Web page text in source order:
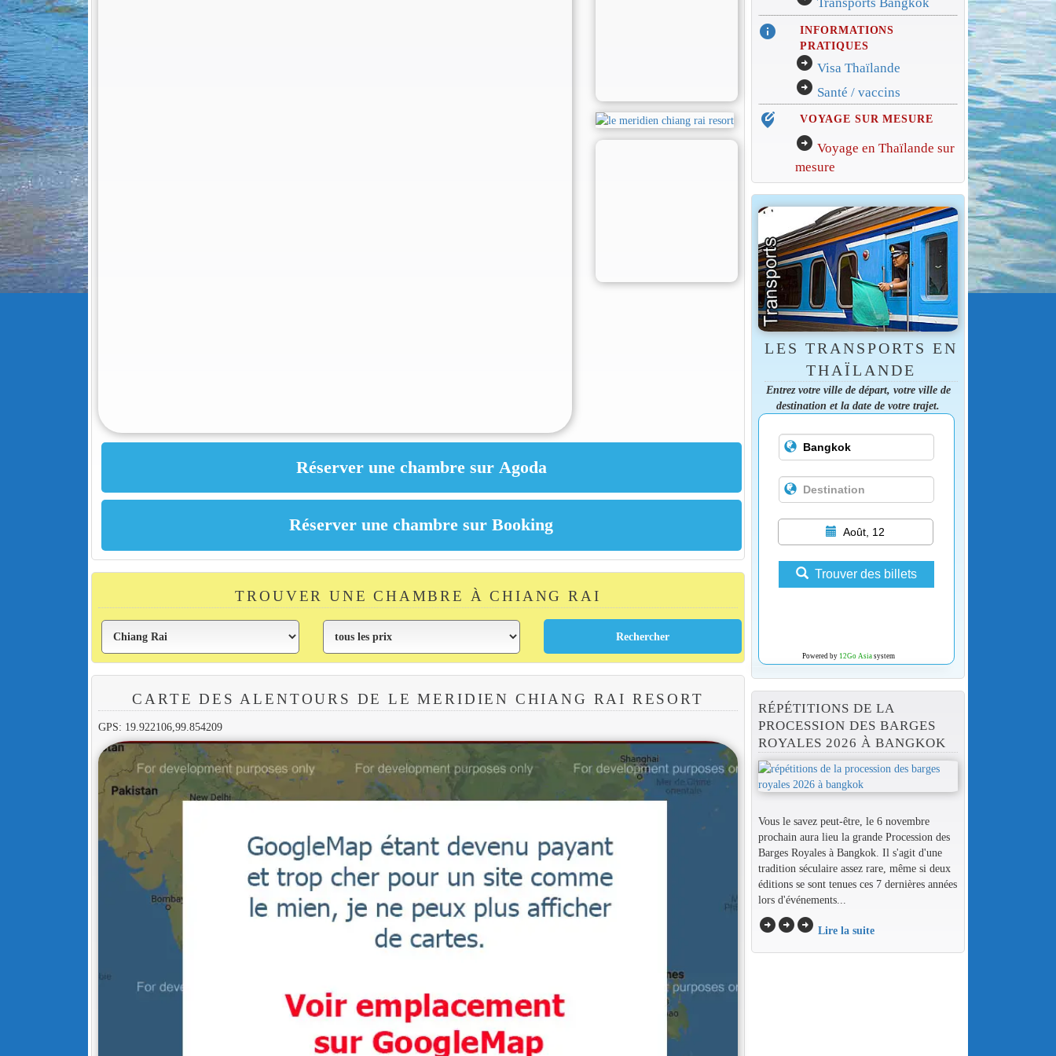
TROUVER UNE CHAMBRE À CHIANG RAI
CARTE DES ALENTOURS DE LE MERIDIEN CHIANG RAI RESORT
GPS: 19.922106,99.854209
Transports Bangkok
info
INFORMATIONS
PRATIQUES
arrow_circle_right Visa Thaïlande
arrow_circle_right Santé / vaccins
edit_location_alt VOYAGE SUR MESURE
arrow_circle_right Voyage en Thaïlande sur
mesure
LES TRANSPORTS EN
THAÏLANDE
Entrez votre ville de départ, votre ville de
destination et la date de votre trajet.
Août, 12
Trouver des billets
Powered by 12Go Asiasystem
RÉPÉTITIONS DE LA
PROCESSION DES BARGES
ROYALES 2026 À BANGKOK
Vous le savez peut-être, le 6 novembre
prochain aura lieu la grande Procession des
Barges Royales à Bangkok. Il s'agit d'une
tradition séculaire assez rare, même si deux
éditions se sont tenues ces 7 dernières années
lors d'événements...
arrow_circle_rightarrow_circle_rightarrow_circle_right Lire la suite